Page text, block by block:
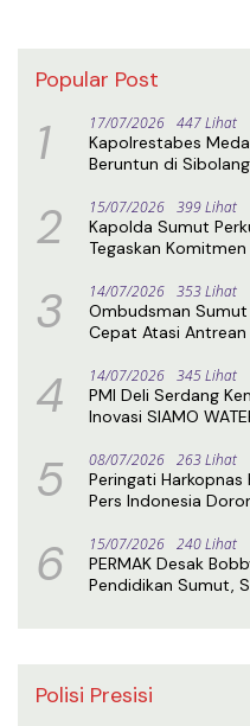
Popular Post
1 17/07/2026 447 Lihat
Kapolrestabes
Beruntun di
2 15/07/2026 399 Lihat
Kapolda Sumut
Tegaskan
3 14/07/2026 353 Lihat
Ombudsman
Cepat Atasi Antrean
4 14/07/2026 345 Lihat
PMI Deli Serdang
Inovasi SIAMO
5 08/07/2026 263 Lihat
Peringati Harkopnas
Pers Indonesia
6 15/07/2026 240 Lihat
PERMAK Desak
Pendidikan Sumut,
Polisi Presisi